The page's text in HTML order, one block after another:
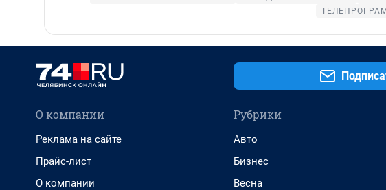
О компании
Реклама на сайте
Прайс-лист
О компании
Рубрики
Авто
Бизнес
Весна